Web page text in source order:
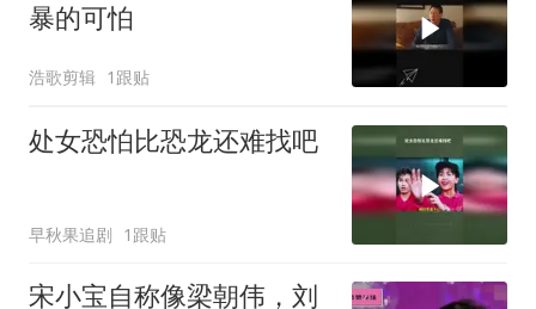
暴的可怕
浩歌剪辑 1跟贴
处女恐怕比恐龙还难找吧
早秋果追剧 1跟贴
宋小宝自称像梁朝伟，刘